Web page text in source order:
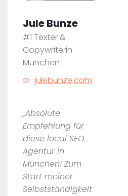
Jule Bunze
#1 Texter &
Copywriterin
München
julebunze.com
„Absolute
Empfehlung für
diese local SEO
Agentur in
München! Zum
Start meiner
Selbstständigkeit